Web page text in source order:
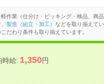
作業（仕分け・ピッキング・検品、商
、 製造（組立・加工） などを取り揃えて
だわり条件も取り揃えています。
時給:1,350円